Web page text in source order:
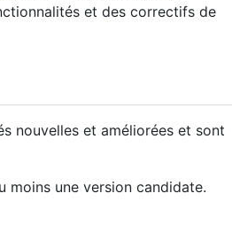
et des correctifs de
nouvelles et améliorées et sont
moins une version candidate.